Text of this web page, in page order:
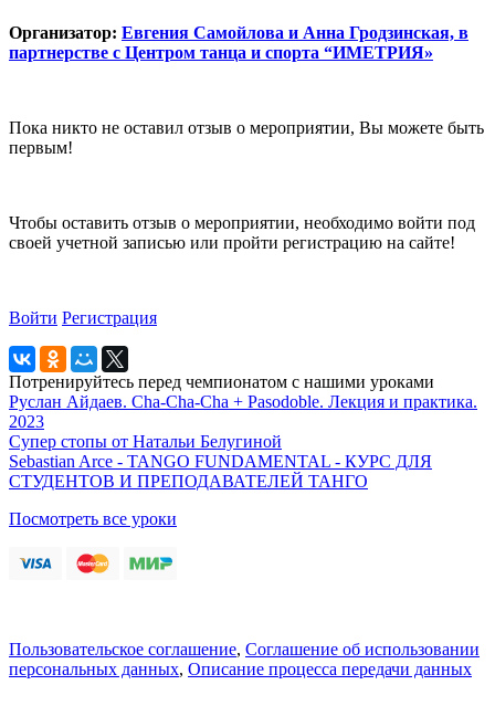
Организатор: Евгения Самойлова и Анна Гродзинская, в
партнерстве с Центром танца и спорта “ИМЕТРИЯ»
Пока никто не оставил отзыв о мероприятии, Вы можете быть
первым!
Чтобы оставить отзыв о мероприятии, необходимо войти под
своей учетной записью или пройти регистрацию на сайте!
Войти Регистрация
Потренируйтесь перед чемпионатом с нашими уроками
Руслан Айдаев. Cha-Cha-Cha + Pasodoble. Лекция и практика.
2023
Супер стопы от Натальи Белугиной
Sebastian Arce - TANGO FUNDAMENTAL - КУРС ДЛЯ
СТУДЕНТОВ И ПРЕПОДАВАТЕЛЕЙ ТАНГО
Посмотреть все уроки
Пользовательское соглашение, Соглашение об использовании
персональных данных, Описание процесса передачи данных